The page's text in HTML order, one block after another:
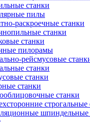
станки
пилы
раскроечные станки
станки
станки
пилорамы
рейсмусовые
станки
станки
станки
станки
строгальные